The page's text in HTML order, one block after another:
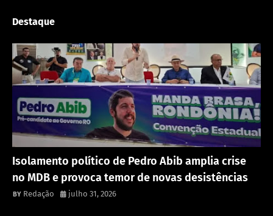
Destaque
Isolamento político de Pedro Abib amplia crise
no MDB e provoca temor de novas desistências
Redação julho 31, 2026